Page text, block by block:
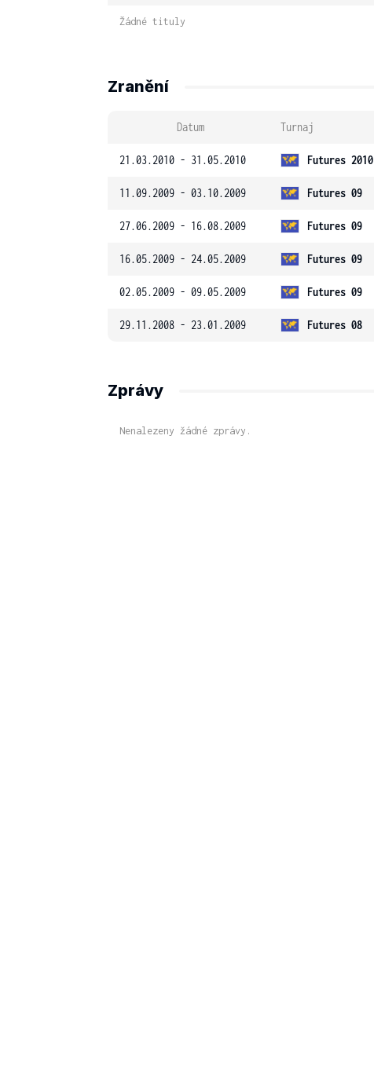
Žádné tituly
Zranění
Datum Turnaj
21.03.2010 - 31.05.2010 Futures 2010
11.09.2009 - 03.10.2009 Futures 09
27.06.2009 - 16.08.2009 Futures 09
16.05.2009 - 24.05.2009 Futures 09
02.05.2009 - 09.05.2009 Futures 09
29.11.2008 - 23.01.2009 Futures 08
Zprávy
Nenalezeny žádné zprávy.